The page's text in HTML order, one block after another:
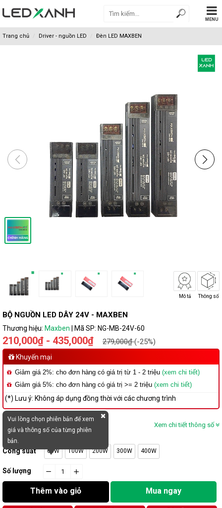
MENU
Trang chủ Driver - nguồn LED Đèn LED MAXBEN
Mô tả Thông số
BỘ NGUỒN LED DÂY 24V - MAXBEN
Thương hiệu: Maxben Mã SP: NG-MB-24V-60
210,000₫ - 435,000₫ 279,000₫(-25%)
Khuyến mại
Giảm giá 2%: cho đơn hàng có giá trị từ 1 - 2 triệu (xem chi tiết)
Giảm giá 5%: cho đơn hàng có giá trị >= 2 triệu (xem chi tiết)
(*) Lưu ý: Không áp dụng đồng thời với các chương trình
Xem chi tiết thông số
Vui lòng chọn phiên bản để xem
giá và thông số của từng phiên
bản.
Công suất 60W 100W 200W 300W 400W
Số lượng
Thêm vào giỏ Mua ngay